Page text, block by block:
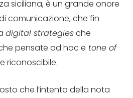
siciliana, è un grande onore
comunicazione, che fin
digital strategiesche
pensate ad hoc e tone of
riconoscibile.
che l’intento della nota